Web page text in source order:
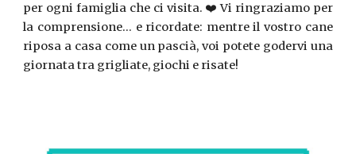
per ogni famiglia che ci visita. ❤️ Vi ringraziamo per
la comprensione… e ricordate: mentre il vostro cane
riposa a casa come un pascià, voi potete godervi una
giornata tra grigliate, giochi e risate!